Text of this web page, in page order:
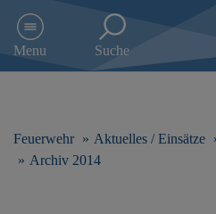
e
Menu Suche
Feuerwehr Aktuelles / Einsätze
Archiv 2014